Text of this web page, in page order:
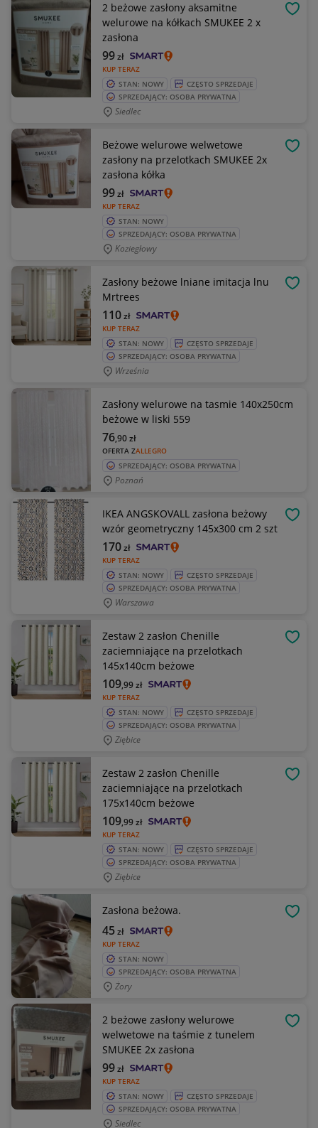
2 beżowe zasłony aksamitne
welurowe na kółkach SMUKEE 2 x
zasłona
KUP TERAZ
99zł
STAN: NOWY
CZĘSTO SPRZEDAJE
SPRZEDAJĄCY: OSOBA PRYWATNA
Siedlec
Beżowe welurowe welwetowe
zasłony na przelotkach SMUKEE 2x
zasłona kółka
KUP TERAZ
99zł
STAN: NOWY
SPRZEDAJĄCY: OSOBA PRYWATNA
Koziegłowy
Zasłony beżowe lniane imitacja lnu
Mrtrees
KUP TERAZ
110zł
STAN: NOWY
CZĘSTO SPRZEDAJE
SPRZEDAJĄCY: OSOBA PRYWATNA
Września
Zasłony welurowe na tasmie 140x250cm
beżowe w liski 559
OFERTA ZALLEGRO
76,90zł
SPRZEDAJĄCY: OSOBA PRYWATNA
Poznań
IKEA ANGSKOVALL zasłona beżowy
wzór geometryczny 145x300 cm 2 szt
KUP TERAZ
170zł
STAN: NOWY
CZĘSTO SPRZEDAJE
SPRZEDAJĄCY: OSOBA PRYWATNA
Warszawa
Zestaw 2 zasłon Chenille
zaciemniające na przelotkach
145x140cm beżowe
KUP TERAZ
109,99zł
STAN: NOWY
CZĘSTO SPRZEDAJE
SPRZEDAJĄCY: OSOBA PRYWATNA
Ziębice
Zestaw 2 zasłon Chenille
zaciemniające na przelotkach
175x140cm beżowe
KUP TERAZ
109,99zł
STAN: NOWY
CZĘSTO SPRZEDAJE
SPRZEDAJĄCY: OSOBA PRYWATNA
Ziębice
Zasłona beżowa.
KUP TERAZ
45zł
STAN: NOWY
SPRZEDAJĄCY: OSOBA PRYWATNA
Żory
2 beżowe zasłony welurowe
welwetowe na taśmie z tunelem
SMUKEE 2x zasłona
KUP TERAZ
99zł
STAN: NOWY
CZĘSTO SPRZEDAJE
SPRZEDAJĄCY: OSOBA PRYWATNA
Siedlec